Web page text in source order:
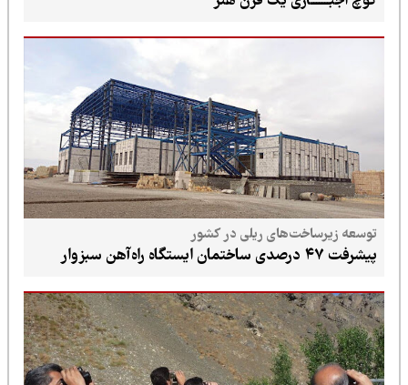
توسعه زیرساخت‌های ریلی در کشور
پیشرفت ۴۷ درصدی ساختمان ایستگاه راه‌آهن سبزوار